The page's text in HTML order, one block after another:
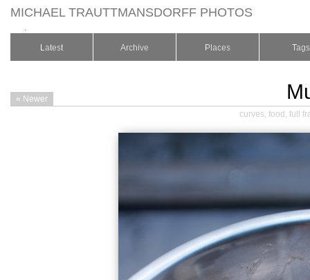
MICHAEL TRAUTTMANSDORFF PHOTOS
Latest Archive Places Tags
« Newer
curves, food , full